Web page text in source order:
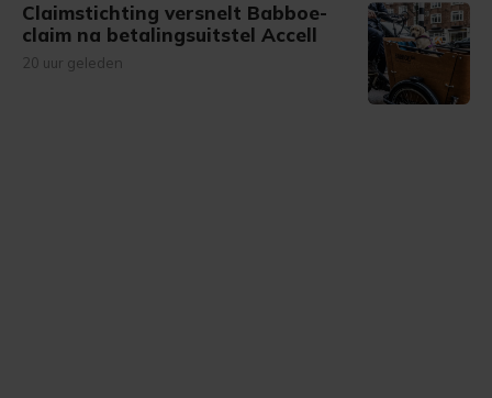
Claimstichting versnelt Babboe-
claim na betalingsuitstel Accell
20 uur geleden